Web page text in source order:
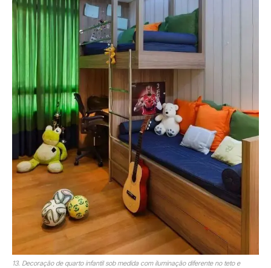
13. Decoração de quarto infantil sob medida com iluminação diferente no teto e